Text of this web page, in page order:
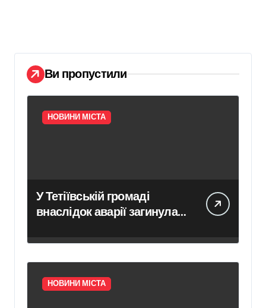
Ви пропустили
НОВИНИ МІСТА
У Тетіївській громаді
внаслідок аварії загинула
НОВИНИ МІСТА